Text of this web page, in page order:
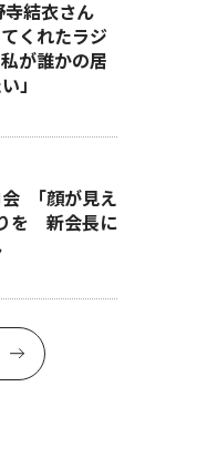
寺結衣さん
てくれたラジ
が誰かの居
」
会 ｢顔が見え
を 新会長に